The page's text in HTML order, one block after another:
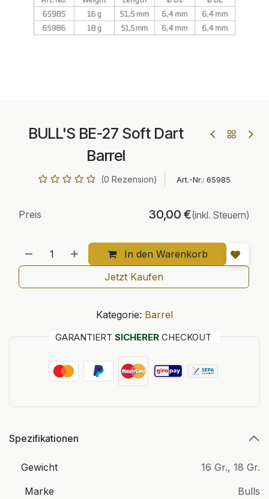
BULL'S BE-27 Soft Dart
Barrel
(0 Rezension) Art.-Nr.: 65985
In den Warenkorb
Preis 30,00 €(inkl. Steuern)
Jetzt Kaufen
Kategorie: Barrel
GARANTIERT SICHERER CHECKOUT
Spezifikationen
Gewicht 16 Gr., 18 Gr.
Marke
Bulls